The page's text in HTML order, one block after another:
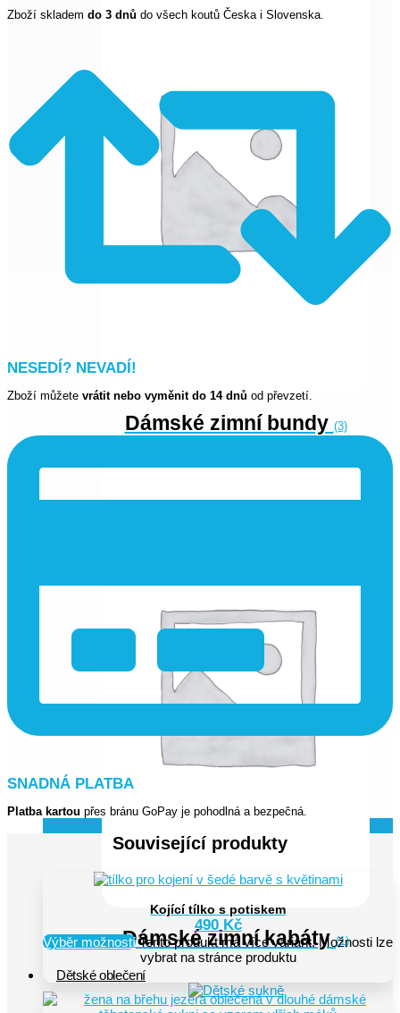
Dámské zimní bundy (3)
Dámské zimní kabáty(1)
Dětské oblečení
Zboží skladem do 3 dnů do všech koutů Česka i Slovenska.
NESEDÍ? NEVADÍ!
Zboží můžete vrátit nebo vyměnit do 14 dnů od převzetí.
SNADNÁ PLATBA
Platba kartou přes bránu GoPay je pohodlná a bezpečná.
Související produkty
Kojící tílko s potiskem
490 Kč
Výběr možností Tento produkt má více variant. Možnosti lze
vybrat na stránce produktu